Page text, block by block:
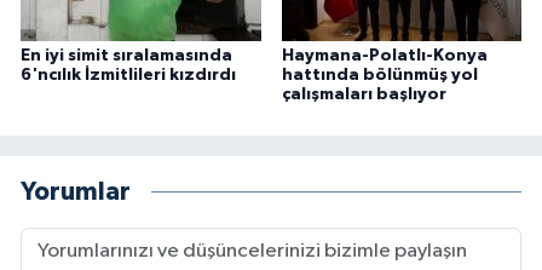
En iyi simit sıralamasında
6'ncılık İzmitlileri kızdırdı
Haymana-Polatlı-Konya
hattında bölünmüş yol
çalışmaları başlıyor
Yorumlar